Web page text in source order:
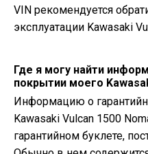
VIN рекомендуется
эксплуатации Kawasaki
Где я могу найти
покрытии моего
Информацию о
Kawasaki Vulcan 1500
гарантийном буклете,